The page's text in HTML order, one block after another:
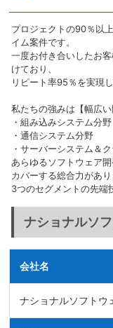
プロジェクトの90％以
イム案件です。
一度お付き合いしたお
けており、
リピート率95％を実現し
私たちの強みは【幅広
・組み込みシステム分野
・通信システム分野
・サーバーシステム＆
あらゆるソフトウェア
カバーする総合力があり
3つのセグメントの先端
ナショナルソ
会社名
ナショナルソフトウ